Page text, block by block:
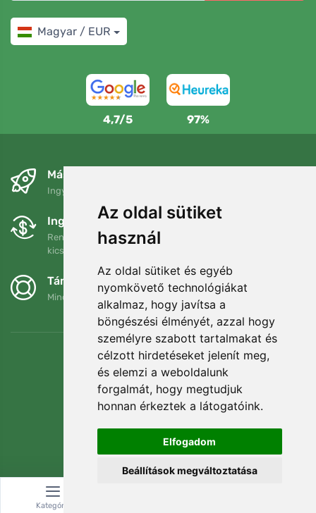
Az oldal sütiket
használ
Az oldal sütiket és egyéb
nyomkövető technológiákat
alkalmaz, hogy javítsa a
böngészési élményét, azzal hogy
személyre szabott tartalmakat és
célzott hirdetéseket jelenít meg,
és elemzi a weboldalunk
forgalmát, hogy megtudjuk
honnan érkeztek a látogatóink.
Elfogadom
Beállítások megváltoztatása
Magyar / EUR
4,7/5 97%
Másnapra és ingyenesen
Ingyenes szállítás a következő összeg felett: 80 EUR
Ingyenes csere és visszaküldés
Rendelését 90 napon belül bármikor visszaküldheti vagy
kicserélheti.
Támogatjuk a Trees.org-ot
Minden megrendelésért ültetünk egy fát! Bővebben
Kategória